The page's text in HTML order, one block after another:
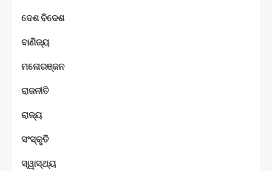
ଦେଶ ବିଦେଶ
ବାଣିଜ୍ୟ
ମନୋରଞ୍ଜନ
ରାଜନୀତି
ରାଜ୍ୟ
ସଂସ୍କୃତି
ସ୍ୱାସ୍ଥ୍ୟ